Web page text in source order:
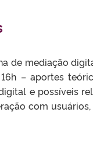
de mediação
– aportes
e possíveis
com